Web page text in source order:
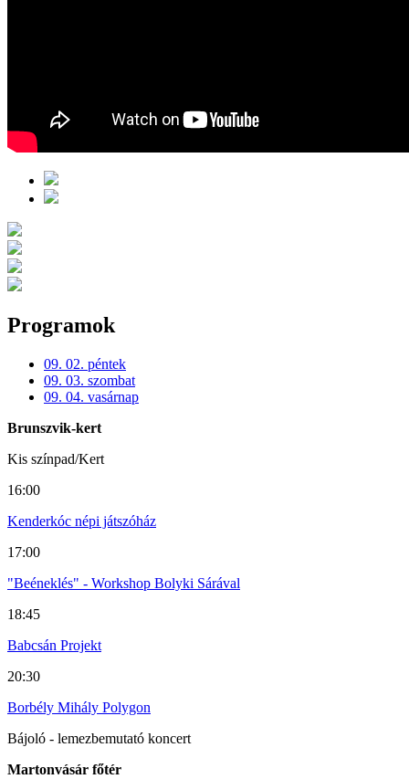
Programok
09. 02. péntek
09. 03. szombat
09. 04. vasárnap
Brunszvik-kert
Kis színpad/Kert
16:00
Kenderkóc népi játszóház
17:00
"Beéneklés" - Workshop Bolyki Sárával
18:45
Babcsán Projekt
20:30
Borbély Mihály Polygon
Bájoló - lemezbemutató koncert
Martonvásár főtér